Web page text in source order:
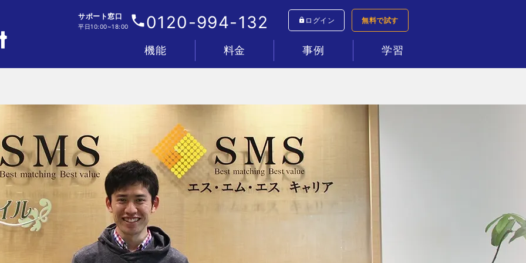
サポート窓口
平日10:00~18:00 0120-994-132 ログイン 無料で試す
機能
電話
IVR・着信フロー
顧客管理
分析
AI
連携
管理・セキュリティ
料金
プラン&料金表
お支払い&料金シミュレーター
事例
すべて
コールセンター
インサイドセールス
テレワーク
新規事業
ネットショップ
学習
資料請求
マニュアル動画
ヘルプセンター